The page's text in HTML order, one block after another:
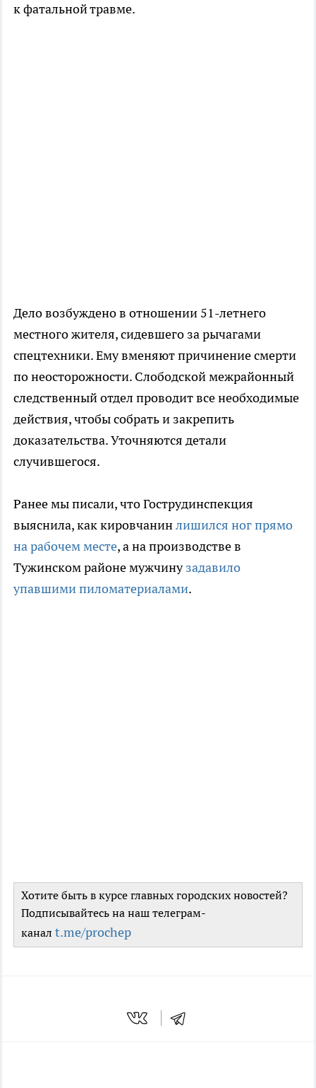
к фатальной травме.
Дело возбуждено в отношении 51-летнего
местного жителя, сидевшего за рычагами
спецтехники. Ему вменяют причинение смерти
по неосторожности. Слободской межрайонный
следственный отдел проводит все необходимые
действия, чтобы собрать и закрепить
доказательства. Уточняются детали
случившегося.
Ранее мы писали, что Гострудинспекция
выяснила, как кировчанинлишился ног прямо
на рабочем месте, а на производстве в
Тужинском районе мужчинузадавило
упавшими пиломатериалами.
Хотите быть в курсе главных городских новостей?
Подписывайтесь на наш телеграм-
канал t.me/prochep